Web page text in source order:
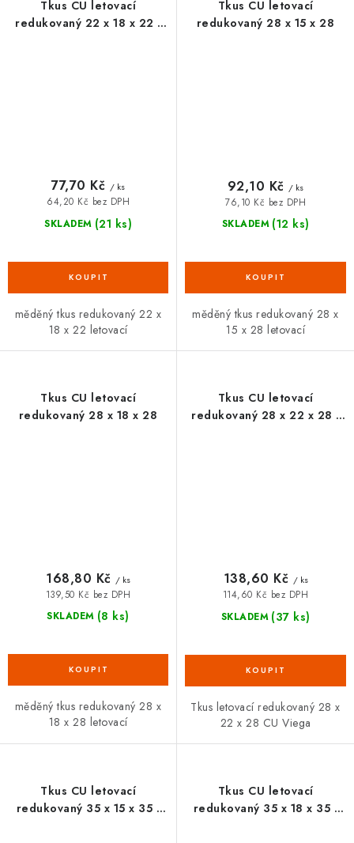
Tkus CU letovací
redukovaný 22 x 18 x 22 -
SKLADEM (21 ks)
64,20 Kč bez DPH
77,70 Kč / ks
měděný tkus redukovaný 22 x
18 x 22 letovací
Tkus CU letovací
redukovaný 28 x 15 x 28
SKLADEM (12 ks)
76,10 Kč bez DPH
92,10 Kč / ks
měděný tkus redukovaný 28 x
15 x 28 letovací
Tkus CU letovací
redukovaný 28 x 18 x 28
SKLADEM (8 ks)
139,50 Kč bez DPH
168,80 Kč / ks
měděný tkus redukovaný 28 x
18 x 28 letovací
Tkus CU letovací
redukovaný 28 x 22 x 28 -
SKLADEM (37 ks)
114,60 Kč bez DPH
138,60 Kč / ks
Tkus letovací redukovaný 28 x
22 x 28 CU Viega
Tkus CU letovací
redukovaný 35 x 15 x 35 -
Tkus CU letovací
redukovaný 35 x 18 x 35 -